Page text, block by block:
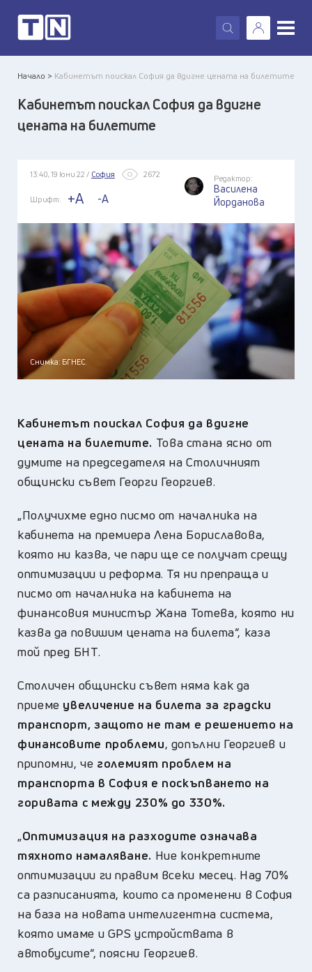
X
Начало > Кабинетът поискал София да вдигне цената на билетите
Кабинетът поискал София да вдигне
цената на билетите
13:40, 19 юни 22 / София 2672
Шрифт: +A -A
Редактор:
Василена
Йорданова
Снимка: БГНЕС
Кабинетът поискал София да вдигне
цената на билетите. Това стана ясно от
думите на председателя на Столичният
общински съвет Георги Георгиев.
„Получихме едно писмо от началника на
кабинета на премиера Лена Бориславова,
която ни казва, че пари ще се получат срещу
оптимизации и реформа. Тя ни препраща и
писмо от началника на кабинета на
финансовия министър Жана Тотева, която ни
казва да повишим цената на билета“, каза
той пред БНТ.
Столичен общински съвет няма как да
приеме увеличение на билета за градски
транспорт, защото не там е решението на
финансовите проблеми, допълни Георгиев и
припомни, че големият проблем на
транспорта в София е поскъпването на
горивата с между 230% до 330%.
„Оптимизация на разходите означава
тяхното намаляване. Ние конкретните
оптимизации ги правим всеки месец. Над 70%
са разписанията, които са променени в София
на база на новата интелигентна система,
която имаме и GPS устройствата в
автобусите“, поясни Георгиев.